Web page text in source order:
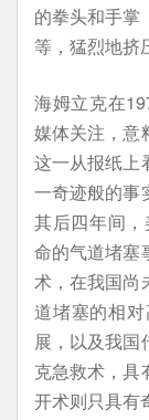
的拳头和手掌
等，猛烈地挤
海姆立克在
媒体关注，意
这一从报纸上
一奇迹般的事
其后四年间
命的气道堵塞
术，在我国尚
道堵塞的相
展，以及我国
克急救术，具
开术则只具有